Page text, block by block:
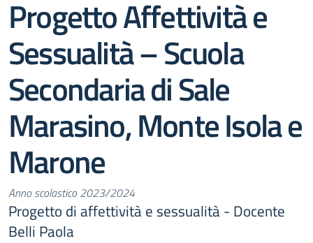
Progetto Affettività e
Sessualità – Scuola
Secondaria di Sale
Marasino, Monte Isola e
Marone
Anno scolastico 2023/2024
Progetto di affettività e sessualità - Docente
Belli Paola